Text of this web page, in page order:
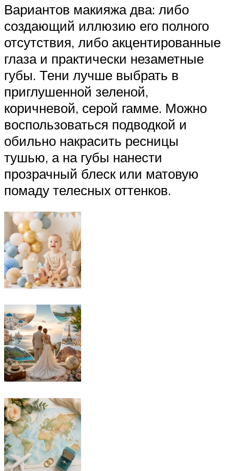
Вариантов макияжа два: либо
создающий иллюзию его полного
отсутствия, либо акцентированные
глаза и практически незаметные
губы. Тени лучше выбрать в
приглушенной зеленой,
коричневой, серой гамме. Можно
воспользоваться подводкой и
обильно накрасить ресницы
тушью, а на губы нанести
прозрачный блеск или матовую
помаду телесных оттенков.